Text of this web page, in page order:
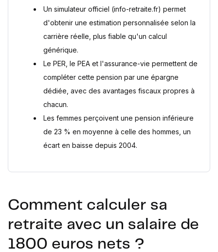
Un simulateur officiel (info-retraite.fr) permet
d'obtenir une estimation personnalisée selon la
carrière réelle, plus fiable qu'un calcul
générique.
Le PER, le PEA et l'assurance-vie permettent de
compléter cette pension par une épargne
dédiée, avec des avantages fiscaux propres à
chacun.
Les femmes perçoivent une pension inférieure
de 23 % en moyenne à celle des hommes, un
écart en baisse depuis 2004.
Comment calculer sa
retraite avec un salaire de
1800 euros nets ?